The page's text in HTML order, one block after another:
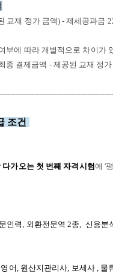
교재 정가 금액) -제세공과금
부에 따라 개별적으로 차이가
종 결제금액 - 제공된 교재 정가
조건
가오는 첫 번째 자격시험에 '
인력, 외환전문역 2종, 신용분
어, 원산지관리사, 보세사, 물